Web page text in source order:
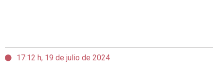
17:12 h, 19 de julio de 2024